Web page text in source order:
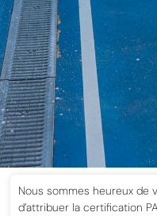
Nous sommes heureux de
d’attribuer la certification